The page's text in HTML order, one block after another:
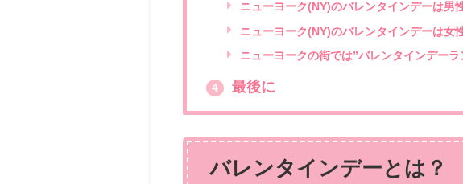
ニューヨーク(NY)のバレンタインデーは男
ニューヨーク(NY)のバレンタインデーは女
ニューヨークの街では”バレンタインデーラ
4 最後に
バレンタインデーとは？